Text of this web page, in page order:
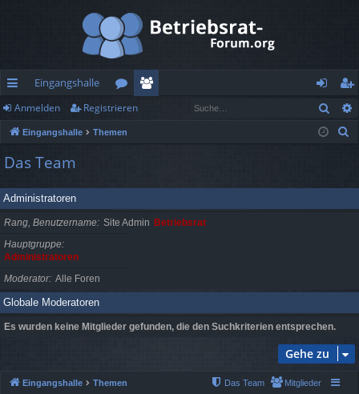
ch
ne
llz
ug
f
Eingangshalle
or
en
r
n
m
de
eg
ist
re
Anmelden Registrieren
Eingangshalle Themen
Das Team
Administratoren
Rang, Benutzername Site Admin Betriebsrat
Hauptgruppe
Administratoren
Moderator Alle Foren
Globale Moderatoren
Es wurden keine Mitglieder gefunden, die den Suchkriterien entsprechen.
Gehe zu
Eingangshalle Themen Mitglieder
Das Team